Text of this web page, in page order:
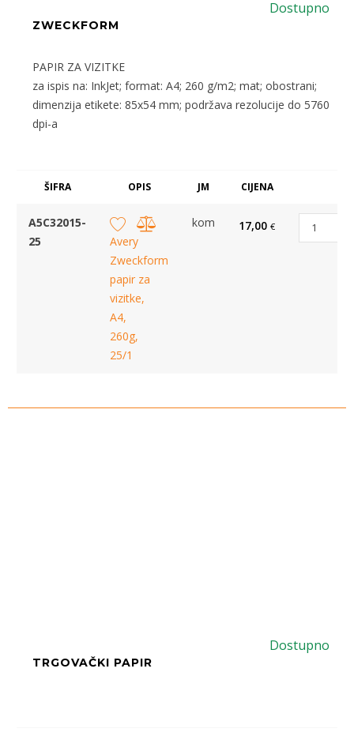
Dostupno
ZWECKFORM
PAPIR ZA VIZITKE
za ispis na: InkJet; format: A4; 260 g/m2; mat; obostrani;
dimenzija etikete: 85x54 mm; podržava rezolucije do 5760
dpi-a
ŠIFRA OPIS JM CIJENA
A5C32015-
25
Avery
Zweckform
papir za
vizitke,
A4,
260g,
25/1
kom 17,00 €
Dostupno
TRGOVAČKI PAPIR